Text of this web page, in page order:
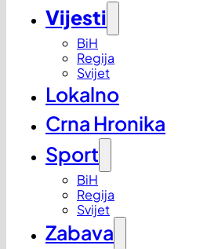
Vijesti
BiH
Regija
Svijet
Lokalno
Crna Hronika
Sport
BiH
Regija
Svijet
Zabava